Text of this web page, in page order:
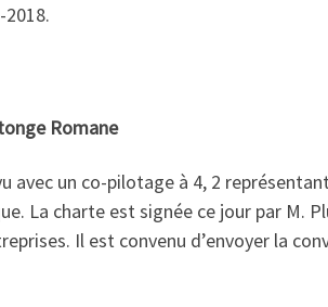
Romane
avec un co-pilotage à 4, 2
La charte est signée ce jour par M.
Il est convenu d’envoyer la